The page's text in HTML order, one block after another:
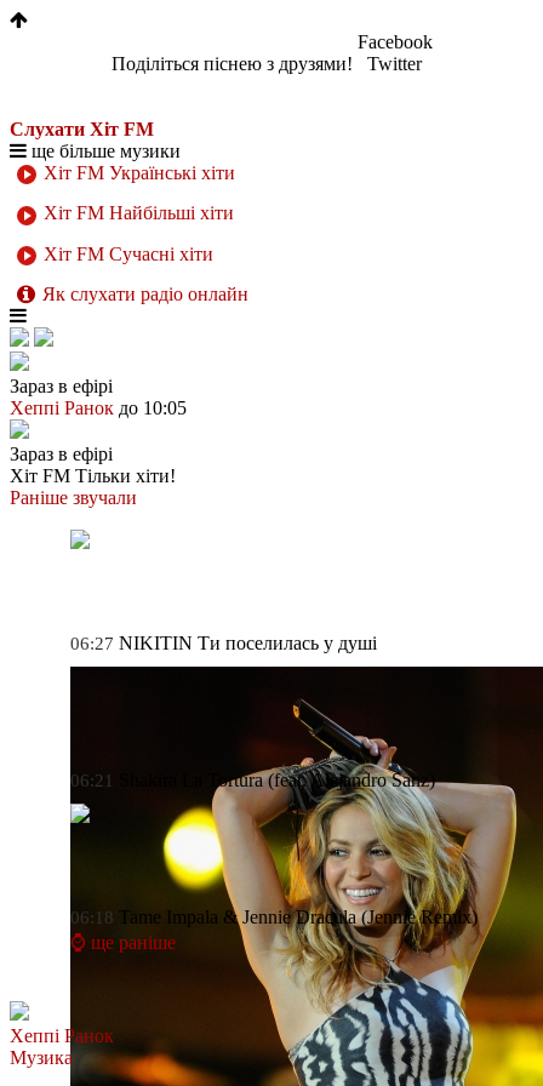
Поділіться піснею з друзями!
Facebook
Twitter
Слухати Хіт FM
ще більше музики
Хіт FM Українські хіти
Хіт FM Найбільші хіти
Хіт FM Сучасні хіти
Як слухати радіо онлайн
Зараз в ефірі
Хеппі Ранок до 10:05
Зараз в ефірі
Хіт FM Тільки хіти!
Раніше звучали
06:27 NIKITIN Ти поселилась у душі
06:21 La Tortura (feat. Alejandro Sanz)
06:18 Tame Impala & Jennie Dracula (Jennie Remix)
⌚ ще раніше
Хеппі Ранок
Музика